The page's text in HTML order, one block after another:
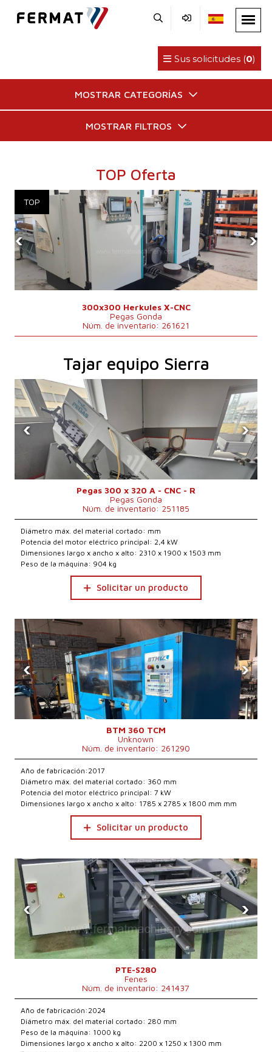
Sus solicitudes (0)
MOSTRAR CATEGORÍAS
MOSTRAR FILTROS
TOP Oferta
‹ ›
300x300 Herkules X-CNC
Pegas Gonda
Núm. de inventario: 261621
Tajar equipo Sierra
‹ ›
Pegas 300 x 320 A - CNC - R
Pegas Gonda
Núm. de inventario: 251185
Diámetro máx. del material cortado: mm
Potencia del motor eléctrico principal: 2,4 kW
Dimensiones largo x ancho x alto: 2310 x 1900 x 1503 mm
Peso de la máquina: 904 kg
Solicitar un producto
‹ ›
BTM 360 TCM
Unknown
Núm. de inventario: 261290
Año de fabricación:2017
Diámetro máx. del material cortado: 360 mm
Potencia del motor eléctrico principal: 7 kW
Dimensiones largo x ancho x alto: 1785 x 2785 x 1800 mm mm
Solicitar un producto
‹ ›
PTE-S280
Fenes
Núm. de inventario: 241437
Año de fabricación:2024
Diámetro máx. del material cortado: 280 mm
Peso de la máquina: 1000 kg
Dimensiones largo x ancho x alto: 2200 x 1250 x 1300 mm